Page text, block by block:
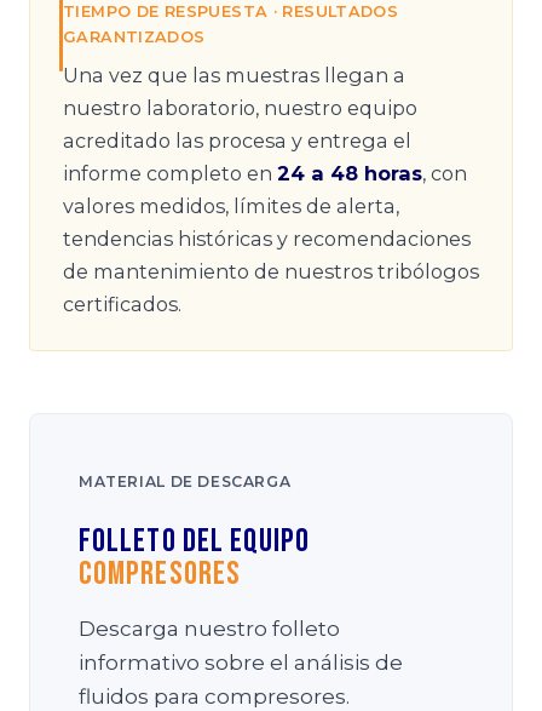
TIEMPO DE RESPUESTA · RESULTADOS
GARANTIZADOS
Una vez que las muestras llegan a
nuestro laboratorio, nuestro equipo
acreditado las procesa y entrega el
informe completo en 24 a 48 horas, con
valores medidos, límites de alerta,
tendencias históricas y recomendaciones
de mantenimiento de nuestros tribólogos
certificados.
MATERIAL DE DESCARGA
Folleto del Equipo
Compresores
Descarga nuestro folleto
informativo sobre el análisis de
fluidos para compresores.